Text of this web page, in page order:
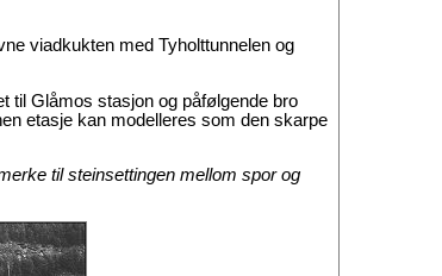
viadkukten med Tyholttunnelen og
til Glåmos stasjon og påfølgende bro
etasje kan modelleres som den skarpe
til steinsettingen mellom spor og